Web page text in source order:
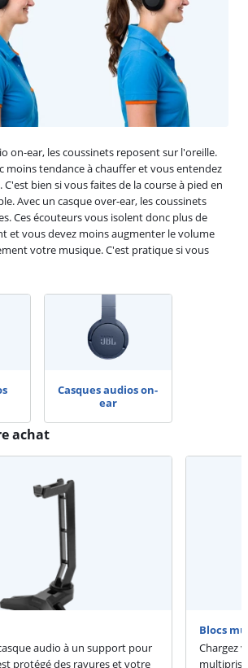
on-ear, les coussinets reposent sur l'oreille.
moins tendance à chauffer et vous entendez
bien si vous faites de la course à pied en
Avec un casque over-ear, les coussinets
Ces écouteurs vous isolent donc plus de
et vous devez moins augmenter le volume
votre musique. C'est pratique si vous
Casques audios on-
ear
achat
audio à un support pour
protégé des rayures et votre
Blocs
Chargez